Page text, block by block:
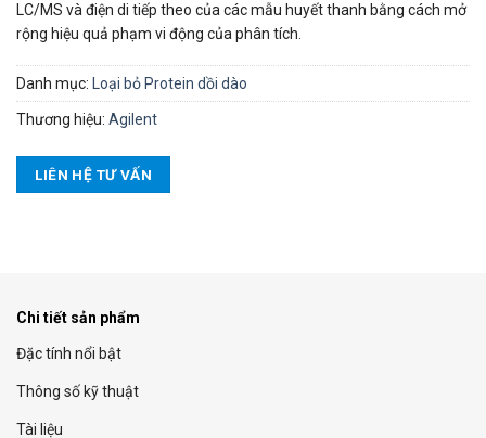
LC/MS và điện di tiếp theo của các mẫu huyết thanh bằng cách mở
rộng hiệu quả phạm vi động của phân tích.
Danh mục: Loại bỏ Protein dồi dào
Thương hiệu: Agilent
LIÊN HỆ TƯ VẤN
Chi tiết sản phẩm
Đặc tính nổi bật
Thông số kỹ thuật
Tài liệu